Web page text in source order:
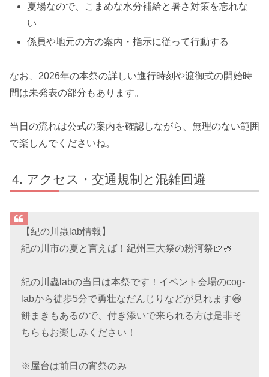
夏場なので、こまめな水分補給と暑さ対策を忘れな
い
係員や地元の方の案内・指示に従って行動する
なお、2026年の本祭の詳しい進行時刻や渡御式の開始時
間は未発表の部分もあります。
当日の流れは公式の案内を確認しながら、無理のない範囲
で楽しんでくださいね。
アクセス・交通規制と混雑回避
【紀の川蟲lab情報】
紀の川市の夏と言えば！紀州三大祭の粉河祭🍺🍧
紀の川蟲labの当日は本祭です！イベント会場のcog-
labから徒歩5分で勇壮なだんじりなどが見れます😆
餅まきもあるので、付き添いで来られる方は是非そ
ちらもお楽しみください！
※屋台は前日の宵祭のみ